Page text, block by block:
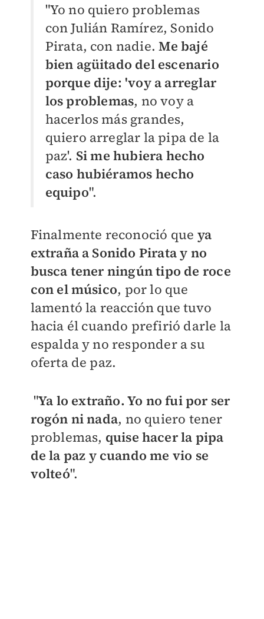
"Yo no quiero problemas
con Julián Ramírez, Sonido
Pirata, con nadie.Me bajé
bien agüitado del escenario
porque dije: 'voy a arreglar
los problemas, no voy a
hacerlos más grandes,
quiero arreglar la pipa de la
paz'. Si me hubiera hecho
caso hubiéramos hecho
equipo".
Finalmente reconoció que ya
extraña a Sonido Pirata y no
busca tener ningún tipo de roce
con el músico, por lo que
lamentó la reacción que tuvo
hacia él cuando prefirió darle la
espalda y no responder a su
oferta de paz.
"Ya lo extraño. Yo no fui por ser
rogón ni nada, no quiero tener
problemas, quise hacer la pipa
de la paz y cuando me vio se
volteó".